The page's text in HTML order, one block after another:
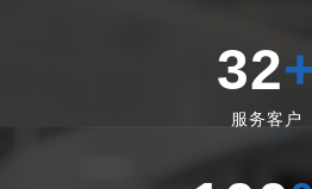
32
服务客户